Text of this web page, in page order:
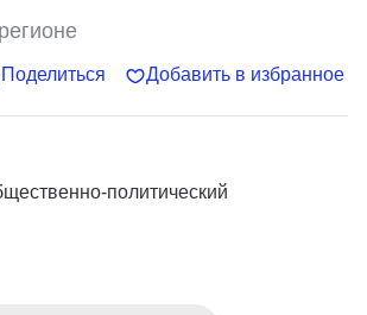
Поделиться Добавить в избранное
политический